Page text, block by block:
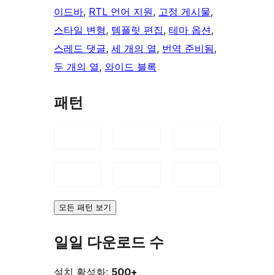
이드바, RTL 언어 지원, 고정 게시물
스타일 변형, 템플릿 편집, 테마 옵션
스레드 댓글, 세 개의 열, 번역 준비됨
두 개의 열, 와이드 블록
패턴
모든 패턴 보기
일일 다운로드 수
설치 활성화: 500+